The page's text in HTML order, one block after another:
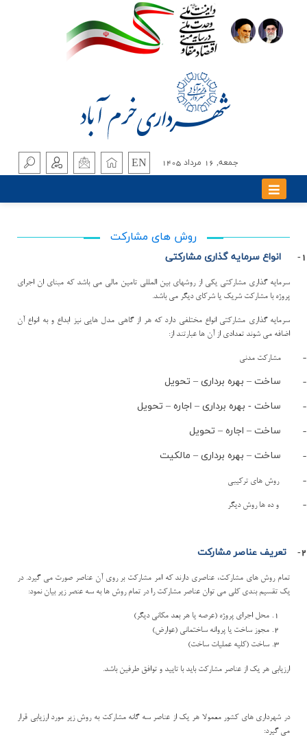
جمعه, 16 مرداد 1405 EN
روش هاي مشاركت
1- انواع سرمايه گذاري مشاركتي
سرمايه گذاري مشاركتي يكي از روش­هاي بين المللي تامين مالي مي باشد كه مبناي ان اجراي
پروژه با مشاركت شريك يا شركاي ديگر مي باشد.
سرمايه گذاري مشاركتي انواع مختلفي دارد كه هر از گاهي مدل هايي نيز ابداع و به انواع آن
اضافه مي شوند تعدادي از آن ها عبارتند از:
- مشاركت مدني
- ساخت – بهره برداري – تحويل
- ساخت - بهره برداري – اجاره – تحويل
- ساخت – اجاره – تحويل
- ساخت – بهره برداري – مالكيت
- روش هاي تركيبي
- و ده ها روش ديگر
2- تعريف عناصر مشاركت
تمام روش هاي مشاركت، عناصري دارند كه امر مشاركت بر روي آن عناصر صورت مي گيرد. در
يك تقسيم بندي كلي مي توان عناصر مشاركت را در تمام روش ها به سه عنصر زير بيان نمود:
محل اجراي پروژه (عرصه يا هر بعد مكاني ديگر)
مجوز ساخت يا پروانه ساختماني (عوارض)
ساخت (كليه عمليات ساخت)
ارزيابي هر يك از عناصر مشاركت بايد با تاييد و توافق طرفين باشد.
در شهرداري هاي كشور معمولا هر يك از عناصر سه گانه مشاركت به روش زير مورد ارزيابي قرار
مي گيرد: